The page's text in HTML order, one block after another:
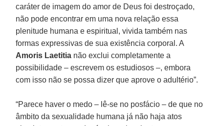
caráter de imagem do amor de Deus foi destroçado,
não pode encontrar em uma nova relação essa
plenitude humana e espiritual, vivida também nas
formas expressivas de sua existência corporal. A
Amoris Laetitia não exclui completamente a
possibilidade – escrevem os estudiosos –, embora
com isso não se possa dizer que aprove o adultério”.
“Parece haver o medo – lê-se no posfácio – de que no
âmbito da sexualidade humana já não haja atos